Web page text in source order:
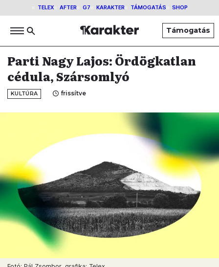
TELEX AFTER G7 KARAKTER TÁMOGATÁS SHOP
Támogatás
Parti Nagy Lajos: Ördögkatlan
cédula, Szársomlyó
KULTÚRA frissítve